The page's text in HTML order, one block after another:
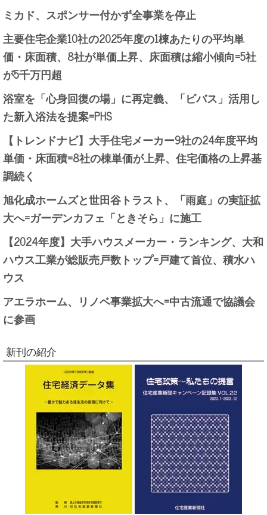
ミカド、スポンサー付かず全事業を停止
主要住宅企業10社の2025年度の1棟あたりの平均単
価・床面積、8社が単価上昇、床面積は縮小傾向=5社
が5千万円超
浴室を「心身回復の場」に再定義、「ビバス」活用し
た新入浴法を提案=PHS
【トレンドナビ】大手住宅メーカー9社の24年度平均
単価・床面積=8社の棟単価が上昇、住宅価格の上昇基
調続く
旭化成ホームズと世田谷トラスト、「雨庭」の実証拡
大へ=ガーデンカフェ「ときそら」に施工
【2024年度】大手ハウスメーカー・ランキング、大和
ハウス工業が総販売戸数トップ=戸建て首位、積水ハ
ウス
アエラホーム、リノベ事業拡大へ=中古流通で協議会
に参画
新刊の紹介